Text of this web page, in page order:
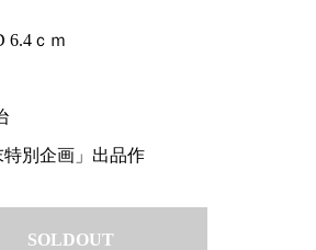
6.4ｃｍ
特別企画」出品作
SOLDOUT